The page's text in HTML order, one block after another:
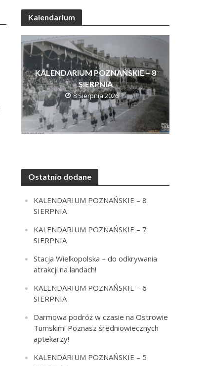
Kalendarium
KALENDARIUM POZNAŃSKIE – 8
SIERPNIA
8 Sierpnia 2026
Ostatnio dodane
KALENDARIUM POZNAŃSKIE – 8
SIERPNIA
KALENDARIUM POZNAŃSKIE – 7
SIERPNIA
Stacja Wielkopolska – do odkrywania
atrakcji na landach!
KALENDARIUM POZNAŃSKIE – 6
SIERPNIA
Darmowa podróż w czasie na Ostrowie
Tumskim! Poznasz średniowiecznych
aptekarzy!
KALENDARIUM POZNAŃSKIE – 5